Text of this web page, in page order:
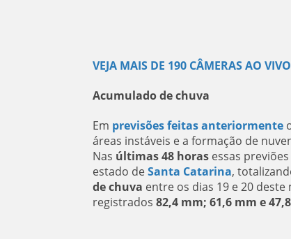
VEJA MAIS DE 190 CÂMERAS AO
Acumulado de chuva
Em previsões feitas anteriormente
áreas instáveis e a formação de
Nas últimas 48 horasessas
estado deSanta Catarina,
de chuva entre os dias 19 e 20 deste
registrados 82,4 mm; 61,6 mm e